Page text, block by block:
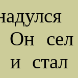
Он
и